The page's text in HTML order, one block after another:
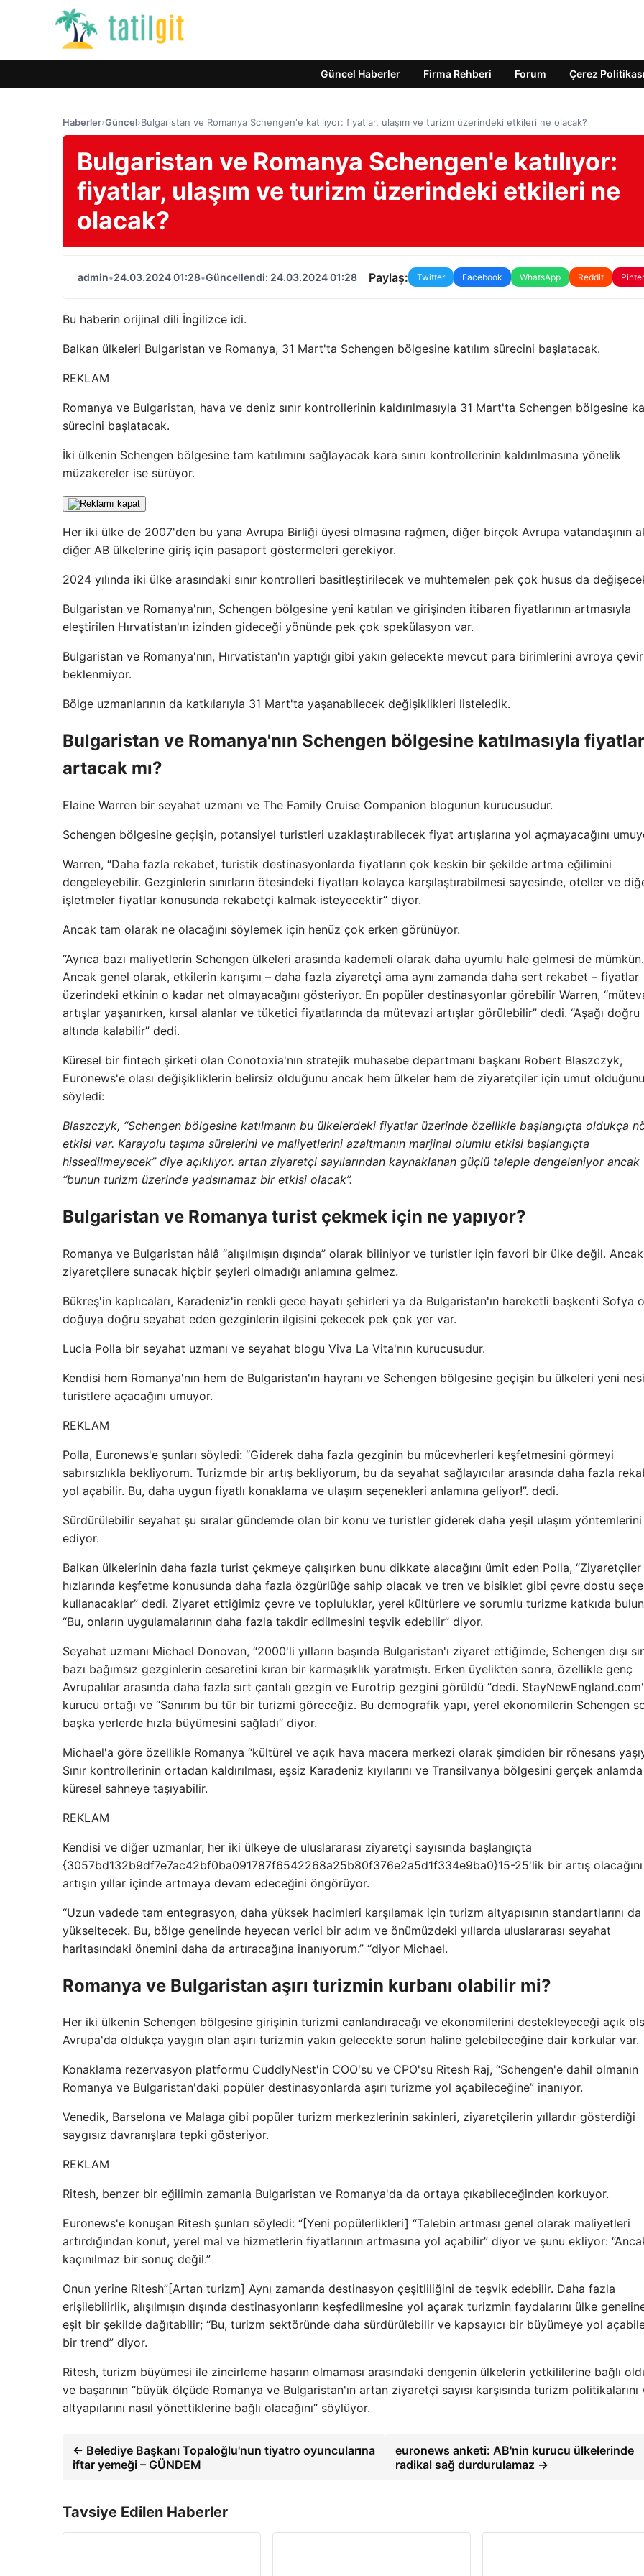
Güncel Haberler Firma Rehberi Forum Çerez Politikası
Haberler›Güncel›Bulgaristan ve Romanya Schengen'e katılıyor: fiyatlar, ulaşım ve turizm üzerindeki etkileri ne olacak?
Bulgaristan ve Romanya Schengen'e katılıyor:
fiyatlar, ulaşım ve turizm üzerindeki etkileri ne
olacak?
admin•24.03.2024 01:28•Güncellendi: 24.03.2024 01:28 Paylaş: Twitter Facebook WhatsApp Reddit
Bu haberin orijinal dili İngilizce idi.
Balkan ülkeleri Bulgaristan ve Romanya, 31 Mart'ta Schengen bölgesine katılım sürecini başlatacak.
REKLAM
Romanya ve Bulgaristan, hava ve deniz sınır kontrollerinin kaldırılmasıyla 31 Mart'ta Schengen bölgesine
sürecini başlatacak.
İki ülkenin Schengen bölgesine tam katılımını sağlayacak kara sınırı kontrollerinin kaldırılmasına yönelik
müzakereler ise sürüyor.
Her iki ülke de 2007'den bu yana Avrupa Birliği üyesi olmasına rağmen, diğer birçok Avrupa vatandaşının
diğer AB ülkelerine giriş için pasaport göstermeleri gerekiyor.
2024 yılında iki ülke arasındaki sınır kontrolleri basitleştirilecek ve muhtemelen pek çok husus da
Bulgaristan ve Romanya'nın, Schengen bölgesine yeni katılan ve girişinden itibaren fiyatlarının artmasıyla
eleştirilen Hırvatistan'ın izinden gideceği yönünde pek çok spekülasyon var.
Bulgaristan ve Romanya'nın, Hırvatistan'ın yaptığı gibi yakın gelecekte mevcut para birimlerini avroya
beklenmiyor.
Bölge uzmanlarının da katkılarıyla 31 Mart'ta yaşanabilecek değişiklikleri listeledik.
Bulgaristan ve Romanya'nın Schengen bölgesine katılmasıyla fiyatlar
artacak mı?
Elaine Warren bir seyahat uzmanı ve The Family Cruise Companion blogunun kurucusudur.
Schengen bölgesine geçişin, potansiyel turistleri uzaklaştırabilecek fiyat artışlarına yol açmayacağını
Warren, “Daha fazla rekabet, turistik destinasyonlarda fiyatların çok keskin bir şekilde artma eğilimini
dengeleyebilir. Gezginlerin sınırların ötesindeki fiyatları kolayca karşılaştırabilmesi sayesinde, oteller ve
işletmeler fiyatlar konusunda rekabetçi kalmak isteyecektir” diyor.
Ancak tam olarak ne olacağını söylemek için henüz çok erken görünüyor.
“Ayrıca bazı maliyetlerin Schengen ülkeleri arasında kademeli olarak daha uyumlu hale gelmesi de mümkün.
Ancak genel olarak, etkilerin karışımı – daha fazla ziyaretçi ama aynı zamanda daha sert rekabet – fiyatlar
üzerindeki etkinin o kadar net olmayacağını gösteriyor. En popüler destinasyonlar görebilir Warren,
artışlar yaşanırken, kırsal alanlar ve tüketici fiyatlarında da mütevazi artışlar görülebilir” dedi. “Aşağı doğru
altında kalabilir” dedi.
Küresel bir fintech şirketi olan Conotoxia'nın stratejik muhasebe departmanı başkanı Robert Blaszczyk,
Euronews'e olası değişikliklerin belirsiz olduğunu ancak hem ülkeler hem de ziyaretçiler için umut olduğunu
söyledi:
Blaszczyk, “Schengen bölgesine katılmanın bu ülkelerdeki fiyatlar üzerinde özellikle başlangıçta oldukça
etkisi var. Karayolu taşıma sürelerini ve maliyetlerini azaltmanın marjinal olumlu etkisi başlangıçta
hissedilmeyecek” diye açıklıyor. artan ziyaretçi sayılarından kaynaklanan güçlü taleple dengeleniyor ancak
“bunun turizm üzerinde yadsınamaz bir etkisi olacak”.
Bulgaristan ve Romanya turist çekmek için ne yapıyor?
Romanya ve Bulgaristan hâlâ “alışılmışın dışında” olarak biliniyor ve turistler için favori bir ülke değil.
ziyaretçilere sunacak hiçbir şeyleri olmadığı anlamına gelmez.
Bükreş'in kaplıcaları, Karadeniz'in renkli gece hayatı şehirleri ya da Bulgaristan'ın hareketli başkenti Sofya
doğuya doğru seyahat eden gezginlerin ilgisini çekecek pek çok yer var.
Lucia Polla bir seyahat uzmanı ve seyahat blogu Viva La Vita'nın kurucusudur.
Kendisi hem Romanya'nın hem de Bulgaristan'ın hayranı ve Schengen bölgesine geçişin bu ülkeleri yeni
turistlere açacağını umuyor.
REKLAM
Polla, Euronews'e şunları söyledi: “Giderek daha fazla gezginin bu mücevherleri keşfetmesini görmeyi
sabırsızlıkla bekliyorum. Turizmde bir artış bekliyorum, bu da seyahat sağlayıcılar arasında daha fazla
yol açabilir. Bu, daha uygun fiyatlı konaklama ve ulaşım seçenekleri anlamına geliyor!”. dedi.
Sürdürülebilir seyahat şu sıralar gündemde olan bir konu ve turistler giderek daha yeşil ulaşım
ediyor.
Balkan ülkelerinin daha fazla turist çekmeye çalışırken bunu dikkate alacağını ümit eden Polla,
hızlarında keşfetme konusunda daha fazla özgürlüğe sahip olacak ve tren ve bisiklet gibi çevre dostu
kullanacaklar” dedi. Ziyaret ettiğimiz çevre ve topluluklar, yerel kültürlere ve sorumlu turizme katkıda
“Bu, onların uygulamalarının daha fazla takdir edilmesini teşvik edebilir” diyor.
Seyahat uzmanı Michael Donovan, “2000'li yılların başında Bulgaristan'ı ziyaret ettiğimde, Schengen dışı
bazı bağımsız gezginlerin cesaretini kıran bir karmaşıklık yaratmıştı. Erken üyelikten sonra, özellikle genç
Avrupalılar arasında daha fazla sırt çantalı gezgin ve Eurotrip gezgini görüldü “dedi.
kurucu ortağı ve “Sanırım bu tür bir turizmi göreceğiz. Bu demografik yapı, yerel ekonomilerin Schengen
başka yerlerde hızla büyümesini sağladı” diyor.
Michael'a göre özellikle Romanya “kültürel ve açık hava macera merkezi olarak şimdiden bir rönesans
Sınır kontrollerinin ortadan kaldırılması, eşsiz Karadeniz kıyılarını ve Transilvanya bölgesini gerçek anlamda
küresel sahneye taşıyabilir.
REKLAM
Kendisi ve diğer uzmanlar, her iki ülkeye de uluslararası ziyaretçi sayısında başlangıçta
{3057bd132b9df7e7ac42bf0ba091787f6542268a25b80f376e2a5d1f334e9ba0}15-25'lik bir artış
artışın yıllar içinde artmaya devam edeceğini öngörüyor.
“Uzun vadede tam entegrasyon, daha yüksek hacimleri karşılamak için turizm altyapısının standartlarını da
yükseltecek. Bu, bölge genelinde heyecan verici bir adım ve önümüzdeki yıllarda uluslararası seyahat
haritasındaki önemini daha da artıracağına inanıyorum.” “diyor Michael.
Romanya ve Bulgaristan aşırı turizmin kurbanı olabilir mi?
Her iki ülkenin Schengen bölgesine girişinin turizmi canlandıracağı ve ekonomilerini destekleyeceği açık
Avrupa'da oldukça yaygın olan aşırı turizmin yakın gelecekte sorun haline gelebileceğine dair korkular var.
Konaklama rezervasyon platformu CuddlyNest'in COO'su ve CPO'su Ritesh Raj, “Schengen'e dahil olmanın
Romanya ve Bulgaristan'daki popüler destinasyonlarda aşırı turizme yol açabileceğine” inanıyor.
Venedik, Barselona ve Malaga gibi popüler turizm merkezlerinin sakinleri, ziyaretçilerin yıllardır gösterdiği
saygısız davranışlara tepki gösteriyor.
REKLAM
Ritesh, benzer bir eğilimin zamanla Bulgaristan ve Romanya'da da ortaya çıkabileceğinden korkuyor.
Euronews'e konuşan Ritesh şunları söyledi: “[Yeni popülerlikleri] “Talebin artması genel olarak maliyetleri
artırdığından konut, yerel mal ve hizmetlerin fiyatlarının artmasına yol açabilir” diyor ve şunu ekliyor:
kaçınılmaz bir sonuç değil.”
Onun yerine Ritesh”[Artan turizm] Aynı zamanda destinasyon çeşitliliğini de teşvik edebilir. Daha fazla
erişilebilirlik, alışılmışın dışında destinasyonların keşfedilmesine yol açarak turizmin faydalarını ülke
eşit bir şekilde dağıtabilir; “Bu, turizm sektöründe daha sürdürülebilir ve kapsayıcı bir büyümeye yol
bir trend” diyor.
Ritesh, turizm büyümesi ile zincirleme hasarın olmaması arasındaki dengenin ülkelerin yetkililerine bağlı
ve başarının “büyük ölçüde Romanya ve Bulgaristan'ın artan ziyaretçi sayısı karşısında turizm politikalarını
altyapılarını nasıl yönettiklerine bağlı olacağını” söylüyor.
← Belediye Başkanı Topaloğlu'nun tiyatro oyuncularına
iftar yemeği – GÜNDEM
euronews anketi: AB'nin kurucu ülkelerinde
radikal sağ durdurulamaz →
Tavsiye Edilen Haberler